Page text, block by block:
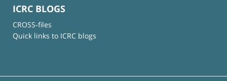
ICRC BLOGS
CROSS-files
Quick links to ICRC blogs